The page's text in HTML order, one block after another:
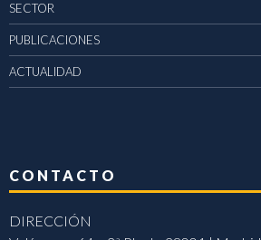
SECTOR
PUBLICACIONES
ACTUALIDAD
CONTACTO
DIRECCIÓN